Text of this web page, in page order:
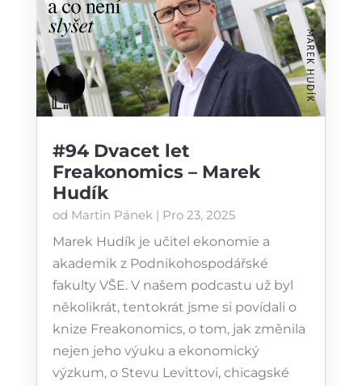
#94 Dvacet let
Freakonomics – Marek
Hudík
od Martin Pánek| Pro 23, 2025
Marek Hudík je učitel ekonomie a
akademik z Podnikohospodářské
fakulty VŠE. V našem podcastu už byl
několikrát, tentokrát jsme si povídali o
knize Freakonomics, o tom, jak změnila
nejen jeho výuku a ekonomický
výzkum, o Stevu Levittovi, chicagské